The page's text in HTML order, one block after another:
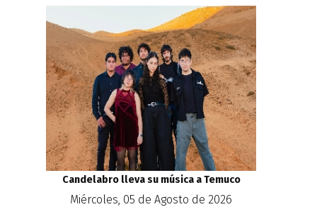
Candelabro lleva su música a Temuco
Miércoles, 05 de Agosto de 2026